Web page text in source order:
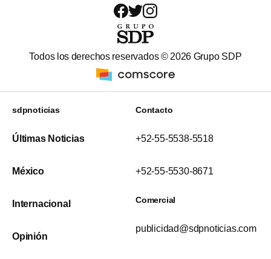
Todos los derechos reservados © 2026 Grupo SDP
sdpnoticias
Últimas Noticias
México
Internacional
Opinión
Contacto
+52-55-5538-5518
+52-55-5530-8671
Comercial
publicidad@sdpnoticias.com